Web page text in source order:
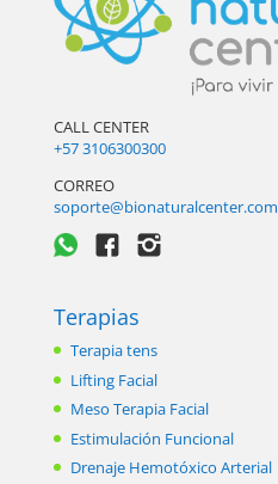
CALL CENTER
+57 3106300300
CORREO
soporte@bionaturalcenter.com
Terapias
Terapia tens
Lifting Facial
Meso Terapia Facial
Estimulación Funcional
Drenaje Hemotóxico Arterial